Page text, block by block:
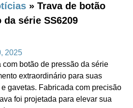
»Trava de botão
da série SS6209
2025
com botão de pressão da série
extraordinário para suas
gavetas. Fabricada com precisão
foi projetada para elevar sua